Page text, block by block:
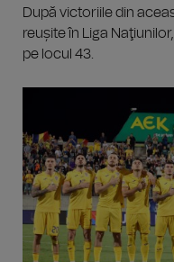
După victoriile din
reușite în Liga
pe locul 43.